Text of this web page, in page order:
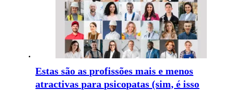
Estas são as profissões mais e menos
atractivas para psicopatas (sim, é isso